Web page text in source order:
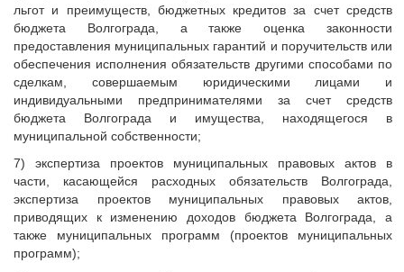
льгот и преимуществ, бюджетных кредитов за счет средств
бюджета Волгограда, а также оценка законности
предоставления муниципальных гарантий и поручительств или
обеспечения исполнения обязательств другими способами по
сделкам, совершаемым юридическими лицами и
индивидуальными предпринимателями за счет средств
бюджета Волгограда и имущества, находящегося в
муниципальной собственности;
7) экспертиза проектов муниципальных правовых актов в
части, касающейся расходных обязательств Волгограда,
экспертиза проектов муниципальных правовых актов,
приводящих к изменению доходов бюджета Волгограда, а
также муниципальных программ (проектов муниципальных
программ);